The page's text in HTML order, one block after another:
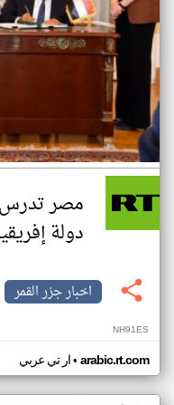
مصر تدرس
دولة
اخبار جزر القمر
NH91ES
ار تي عربي• arabic.rt.com